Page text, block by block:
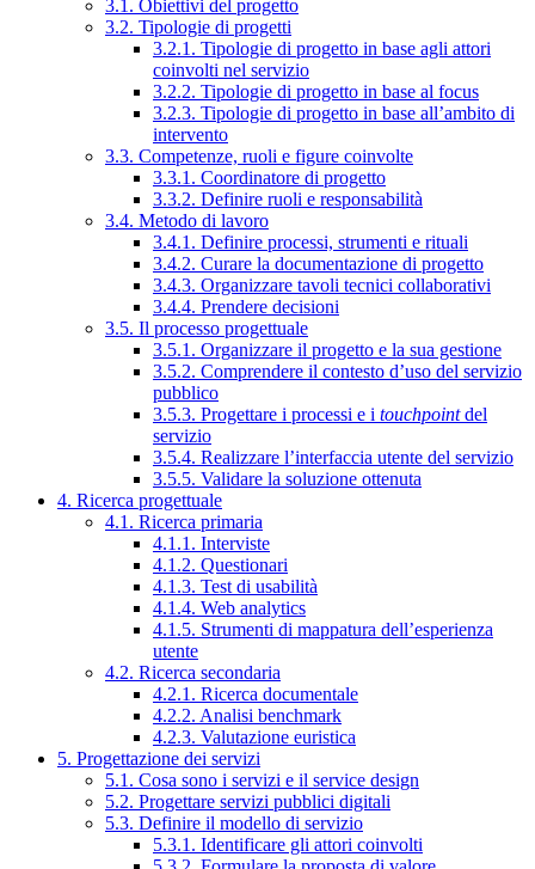
3.1. Obiettivi del progetto
3.2. Tipologie di progetti
3.2.1. Tipologie di progetto in base agli attori
coinvolti nel servizio
3.2.2. Tipologie di progetto in base al focus
3.2.3. Tipologie di progetto in base all’ambito di
intervento
3.3. Competenze, ruoli e figure coinvolte
3.3.1. Coordinatore di progetto
3.3.2. Definire ruoli e responsabilità
3.4. Metodo di lavoro
3.4.1. Definire processi, strumenti e rituali
3.4.2. Curare la documentazione di progetto
3.4.3. Organizzare tavoli tecnici collaborativi
3.4.4. Prendere decisioni
3.5. Il processo progettuale
3.5.1. Organizzare il progetto e la sua gestione
3.5.2. Comprendere il contesto d’uso del servizio
pubblico
3.5.3. Progettare i processi e i touchpointdel
servizio
3.5.4. Realizzare l’interfaccia utente del servizio
3.5.5. Validare la soluzione ottenuta
4. Ricerca progettuale
4.1. Ricerca primaria
4.1.1. Interviste
4.1.2. Questionari
4.1.3. Test di usabilità
4.1.4. Web analytics
4.1.5. Strumenti di mappatura dell’esperienza
utente
4.2. Ricerca secondaria
4.2.1. Ricerca documentale
4.2.2. Analisi benchmark
4.2.3. Valutazione euristica
5. Progettazione dei servizi
5.1. Cosa sono i servizi e il service design
5.2. Progettare servizi pubblici digitali
5.3. Definire il modello di servizio
5.3.1. Identificare gli attori coinvolti